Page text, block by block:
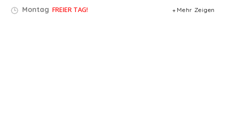
Montag FREIER TAG! Mehr Zeigen